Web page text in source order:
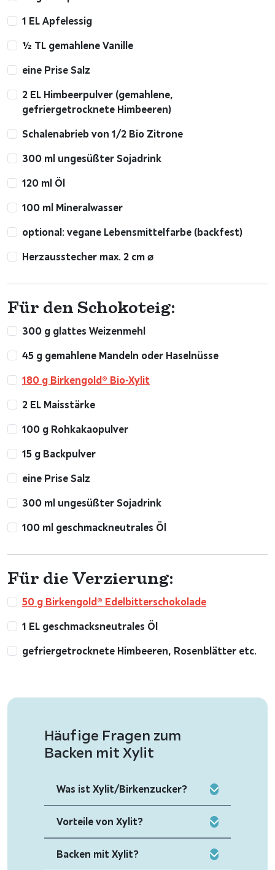
1 EL Apfelessig
½ TL gemahlene Vanille
eine Prise Salz
2 EL Himbeerpulver (gemahlene,
gefriergetrocknete Himbeeren)
Schalenabrieb von 1/2 Bio Zitrone
300 ml ungesüßter Sojadrink
120 ml Öl
100 ml Mineralwasser
optional: vegane Lebensmittelfarbe (backfest)
Herzausstecher max. 2 cm ⌀
Für den Schokoteig:
300 g glattes Weizenmehl
45 g gemahlene Mandeln oder Haselnüsse
180 g Birkengold® Bio-Xylit
2 EL Maisstärke
100 g Rohkakaopulver
15 g Backpulver
eine Prise Salz
300 ml ungesüßter Sojadrink
100 ml geschmackneutrales Öl
Für die Verzierung:
50 g Birkengold® Edelbitterschokolade
1 EL geschmacksneutrales Öl
gefriergetrocknete Himbeeren, Rosenblätter etc.
Häufige Fragen zum
Backen mit Xylit
Was ist Xylit/Birkenzucker?
Vorteile von Xylit?
Backen mit Xylit?